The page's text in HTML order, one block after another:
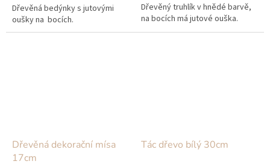
Dřevěná bedýnky s jutovými
oušky na bocích.
Dřevěný truhlík v hnědé barvě,
na bocích má jutové ouška.
Dřevěná dekorační mísa
17cm
Tác dřevo bílý 30cm